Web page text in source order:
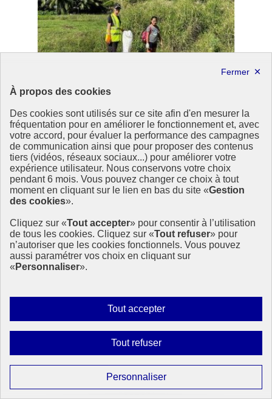
À propos des cookies
Des cookies sont utilisés sur ce site afin d'en mesurer la
fréquentation pour en améliorer le fonctionnement et, avec
votre accord, pour évaluer la performance des campagnes
de communication ainsi que pour proposer des contenus
tiers (vidéos, réseaux sociaux...) pour améliorer votre
expérience utilisateur. Nous conservons votre choix
pendant 6 mois. Vous pouvez changer ce choix à tout
moment en cliquant sur le lien en bas du site «Gestion
des cookies».
Cliquez sur «Tout accepter» pour consentir à l’utilisation
de tous les cookies. Cliquez sur «Tout refuser» pour
n’autoriser que les cookies fonctionnels. Vous pouvez
aussi paramétrer vos choix en cliquant sur
« Personnaliser».
Tout accepterAutoriser
tous
Tout refuserInterdire
tous
PersonnaliserParamétrer
les
De la sensibilisation à l’action : découvrez le Mois du
Climat en Mayenne
Dans le cadre de sa démarche « Mayenne engagée pour le climat »,
le Département organise 2 événements inédits à la rentrée : le Mois
du climat du 1er septembre au 5 octobre partout en Mayenne et la
Lutter contre le changement climatique et protéger l’atmosphère
19 septembre 2024 - En France